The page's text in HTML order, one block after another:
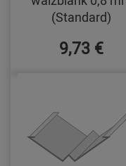
(Standard)
9,73 €